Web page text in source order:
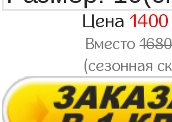
Цена 1400
Вместо1680
(сезонная